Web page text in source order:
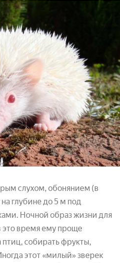
слухом, обонянием (в
глубине до 5 м под
Ночной образ жизни для
это время ему проще
птиц, собирать фрукты,
этот «милый» зверек